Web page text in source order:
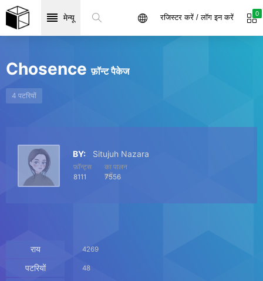
मेन्यू 0
रजिस्टर करें / लॉग इन करें
Chosenceफ़ॉन्ट पैकेज
4 पटरियों
BY: Situjuh Nazara
फ़ॉन्ट्स
8111
का पालन
करें
7556
राय 4269
पटरियों 48